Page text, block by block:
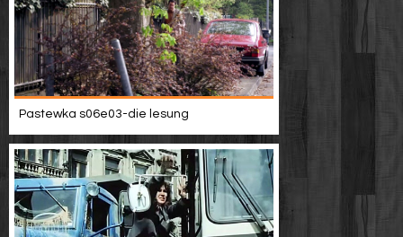
Pastewka s06e03-die lesung